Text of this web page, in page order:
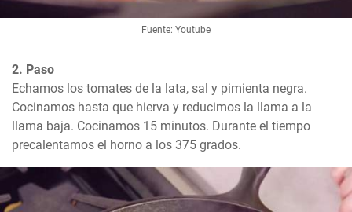
Fuente: Youtube
2. Paso
Echamos los tomates de la lata, sal y pimienta negra.
Cocinamos hasta que hierva y reducimos la llama a la
llama baja. Cocinamos 15 minutos. Durante el tiempo
precalentamos el horno a los 375 grados.